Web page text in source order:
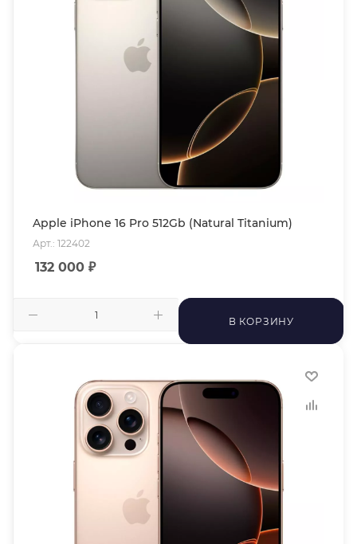
Apple iPhone 16 Pro 512Gb (Natural Titanium)
Арт.: 122402
132 000 ₽
В КОРЗИНУ